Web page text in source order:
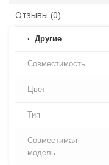
Отзывы (0)
Другие
Совместимость
Цвет
Тип
Совместимая
модель